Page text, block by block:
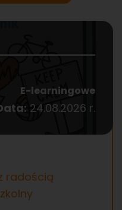
E-learningowe
24.08.2026 r.
radością